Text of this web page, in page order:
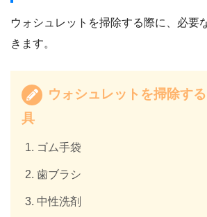
ウォシュレットを掃除する際に、必要
きます。
ウォシュレットを掃除す
具
ゴム手袋
歯ブラシ
中性洗剤